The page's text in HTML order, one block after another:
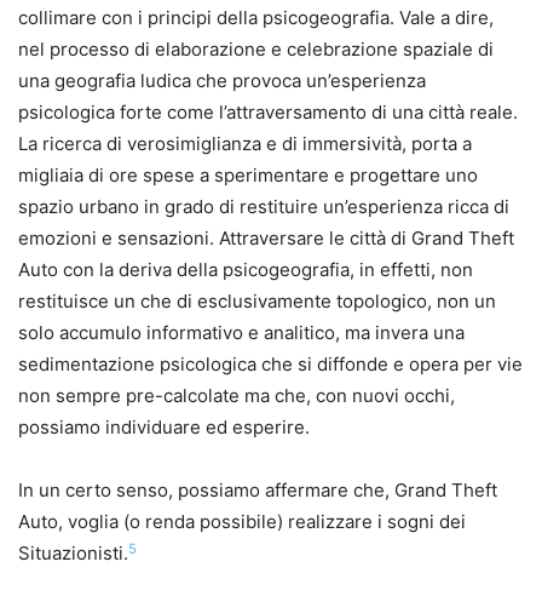
collimare con i principi della psicogeografia. Vale a dire,
nel processo di elaborazione e celebrazione spaziale di
una geografia ludica che provoca un’esperienza
psicologica forte come l’attraversamento di una città reale.
La ricerca di verosimiglianza e di immersività, porta a
migliaia di ore spese a sperimentare e progettare uno
spazio urbano in grado di restituire un’esperienza ricca di
emozioni e sensazioni. Attraversare le città di Grand Theft
Auto con la deriva della psicogeografia, in effetti, non
restituisce un che di esclusivamente topologico, non un
solo accumulo informativo e analitico, ma invera una
sedimentazione psicologica che si diffonde e opera per vie
non sempre pre-calcolate ma che, con nuovi occhi,
possiamo individuare ed esperire.
In un certo senso, possiamo affermare che, Grand Theft
Auto, voglia (o renda possibile) realizzare i sogni dei
Situazionisti.5